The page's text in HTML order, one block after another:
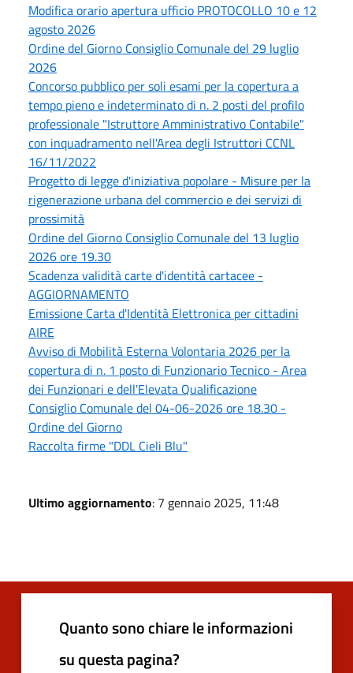
Modifica orario apertura ufficio PROTOCOLLO 10 e 12
agosto 2026
Ordine del Giorno Consiglio Comunale del 29 luglio
2026
Concorso pubblico per soli esami per la copertura a
tempo pieno e indeterminato di n. 2 posti del profilo
professionale "Istruttore Amministrativo Contabile"
con inquadramento nell'Area degli Istruttori CCNL
16/11/2022
Progetto di legge d'iniziativa popolare - Misure per la
rigenerazione urbana del commercio e dei servizi di
prossimità
Ordine del Giorno Consiglio Comunale del 13 luglio
2026 ore 19.30
Scadenza validità carte d'identità cartacee -
AGGIORNAMENTO
Emissione Carta d'Identità Elettronica per cittadini
AIRE
Avviso di Mobilità Esterna Volontaria 2026 per la
copertura di n. 1 posto di Funzionario Tecnico - Area
dei Funzionari e dell'Elevata Qualificazione
Consiglio Comunale del 04-06-2026 ore 18.30 -
Ordine del Giorno
Raccolta firme "DDL Cieli Blu"
Ultimo aggiornamento: 7 gennaio 2025, 11:48
Quanto sono chiare le informazioni
su questa pagina?